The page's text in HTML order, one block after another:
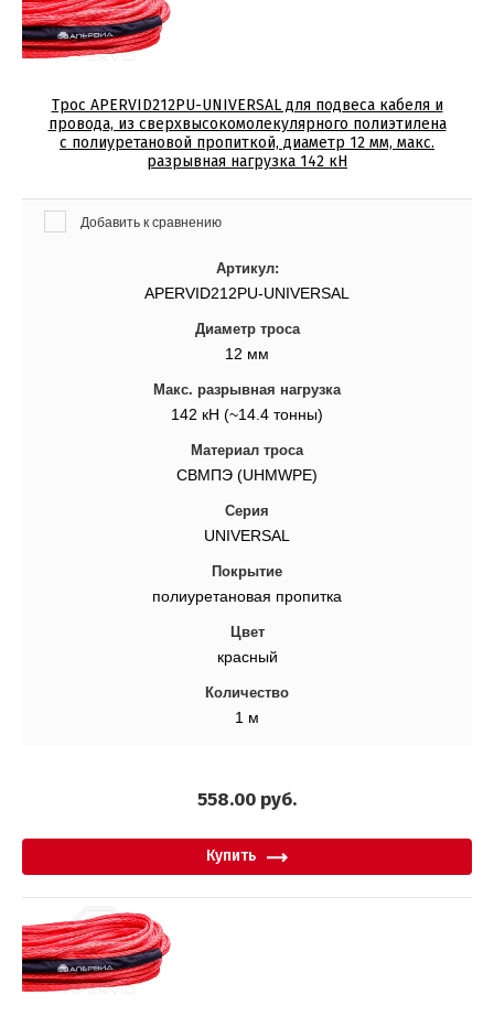
Трос APERVID212PU-UNIVERSAL для подвеса кабеля и
провода, из сверхвысокомолекулярного полиэтилена
с полиуретановой пропиткой, диаметр 12 мм, макс.
разрывная нагрузка 142 кН
Добавить к сравнению
Артикул:
APERVID212PU-UNIVERSAL
Диаметр троса
12 мм
Макс. разрывная нагрузка
142 кН (~14.4 тонны)
Материал троса
СВМПЭ (UHMWPE)
Серия
UNIVERSAL
Покрытие
полиуретановая пропитка
Цвет
красный
Количество
1 м
558.00 руб.
Купить